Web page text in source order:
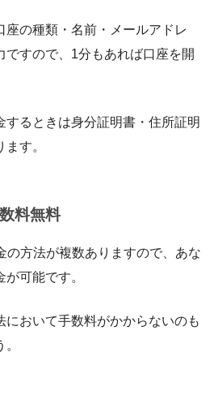
座の種類・名前・メールアドレ
ですので、1分もあれば口座を開
するときは身分証明書・住所証明
す。
料無料
の方法が複数ありますので、あな
可能です。
において手数料がかからないのも